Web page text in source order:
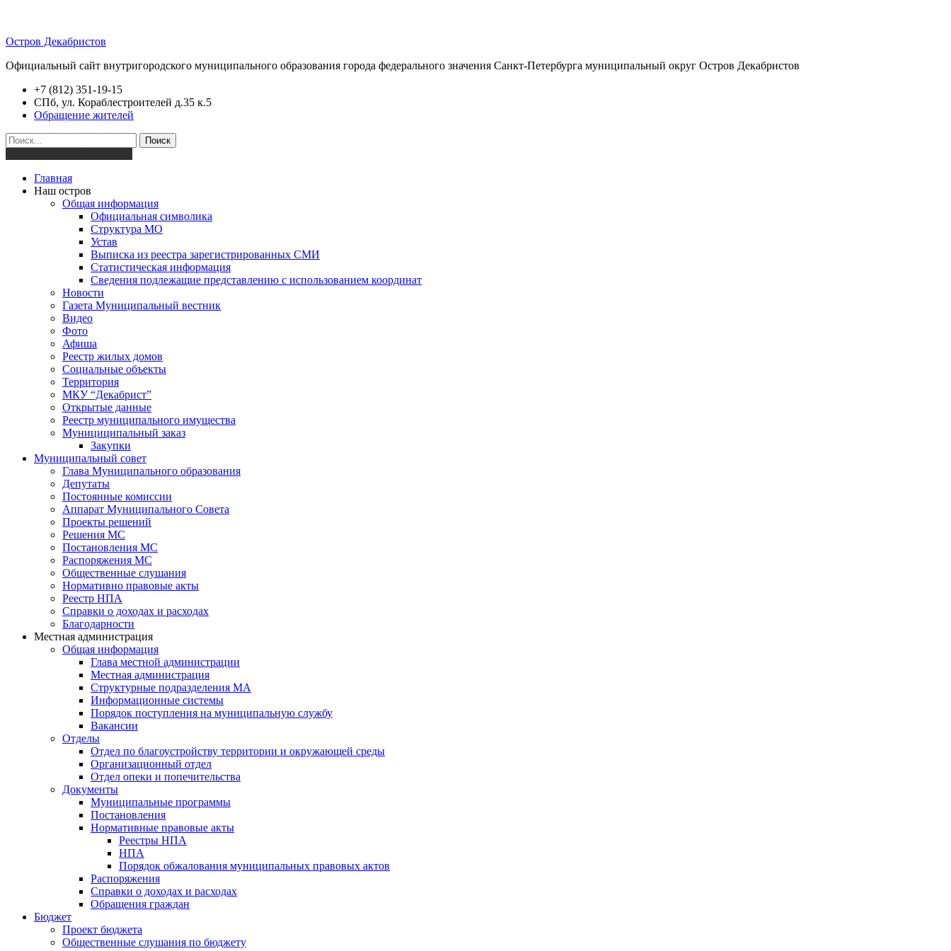
Остров Декабристов
Официальный сайт внутригородского муниципального образования города федерального значения Санкт-Петербурга муниципальный округ Остров Декабристов
+7 (812) 351-19-15
СПб, ул. Кораблестроителей д.35 к.5
Обращение жителей
Поиск
Главная
Наш остров
Общая информация
Официальная символика
Структура МО
Устав
Выписка из реестра зарегистрированных СМИ
Статистическая информация
Сведения подлежащие представлению с использованием координат
Новости
Газета Муниципальный вестник
Видео
Фото
Афиша
Реестр жилых домов
Социальные объекты
Территория
МКУ “Декабрист”
Открытые данные
Реестр муниципального имущества
Мунициципальный заказ
Закупки
Муниципальный совет
Глава Муниципального образования
Депутаты
Постоянные комиссии
Аппарат Муниципального Совета
Проекты решений
Решения МС
Постановления МС
Распоряжения МС
Общественные слушания
Нормативно правовые акты
Реестр НПА
Справки о доходах и расходах
Благодарности
Местная администрация
Общая информация
Глава местной администрации
Местная администрация
Структурные подразделения МА
Информационные системы
Порядок поступления на муниципальную службу
Вакансии
Отделы
Отдел по благоустройству территории и окружающей среды
Организационный отдел
Отдел опеки и попечительства
Документы
Муниципальные программы
Постановления
Нормативные правовые акты
Реестры НПА
НПА
Порядок обжалования муниципальных правовых актов
Распоряжения
Справки о доходах и расходах
Обращения граждан
Бюджет
Проект бюджета
Общественные слушания по бюджету